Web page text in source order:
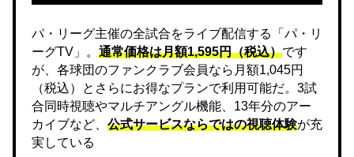
パ・リーグ主催の全試合をライブ配信する「パ・リ
ーグTV」。 通常価格は月額1,595円（税込）です
が、各球団のファンクラブ会員なら月額1,045円
（税込）とさらにお得なプランで利用可能だ。3試
合同時視聴やマルチアングル機能、13年分のアー
カイブなど、 公式サービスならではの視聴体験が充
実している